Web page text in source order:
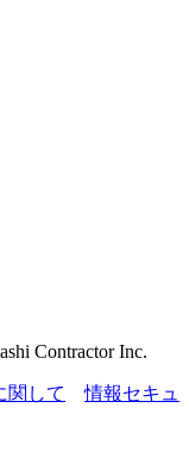
Contractor Inc.
関して
情報セキュ